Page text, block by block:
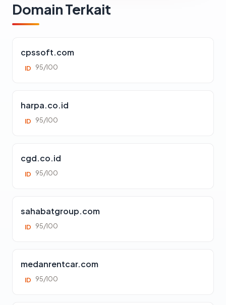
Domain Terkait
cpssoft.com
ID 95/100
harpa.co.id
ID 95/100
cgd.co.id
ID 95/100
sahabatgroup.com
ID 95/100
medanrentcar.com
ID 95/100